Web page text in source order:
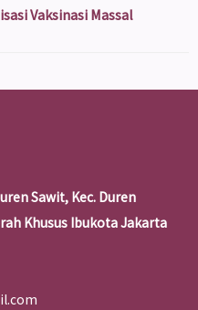
Vaksinasi Massal
Sawit, Kec. Duren
Khusus Ibukota Jakarta